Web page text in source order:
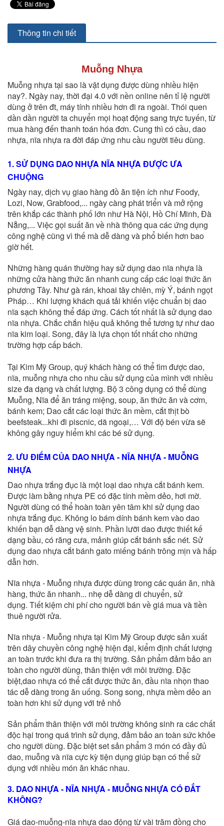
Thông tin chi tiết
Muỗng Nhựa
Muỗng nhựa tại sao là vật dụng được dùng nhiều hiện
nay?. Ngày nay, thời đại 4.0 với nền online nên tỉ lệ người
dùng ở trên đt, máy tính nhiều hơn đi ra ngoài. Thói quen
dần dần người ta chuyển mọi hoạt động sang trực tuyến, từ
mua hàng đến thanh toán hóa đơn. Cung thì có cầu, dao
nhựa, nĩa nhựa ra đời đáp ứng nhu cầu người tiêu dùng.
1. SỬ DỤNG DAO NHỰA NĨA NHỰA ĐƯỢC ƯA
CHUỘNG
Ngày nay, dịch vụ giao hàng đồ ăn tiện ích như Foody,
Lozi, Now, Grabfood,... ngày càng phát triển và mở rộng
trên khắp các thành phố lớn như Hà Nội, Hồ Chí Minh, Đà
Nẵng,... Việc gọi suất ăn về nhà thông qua các ứng dụng
công nghệ cũng vì thế mà dễ dàng và phổ biến hơn bao
giờ hết.
Những hàng quán thường hay sử dụng dao nĩa nhựa là
những cửa hàng thức ăn nhanh cung cấp các loại thức ăn
phương Tây. Như gà rán, khoai tây chiên, mỳ Ý, bánh ngọt
Pháp… Khi lượng khách quá tải khiến việc chuẩn bị dao
nĩa sạch không thể đáp ứng. Cách tốt nhất là sử dụng dao
nĩa nhựa. Chắc chắn hiệu quả không thể tương tự như dao
nĩa kim loại. Song, đây là lựa chọn tốt nhất cho những
trường hợp cấp bách.
Tại Kim Mỹ Group, quý khách hàng có thể tìm được dao,
nĩa, muỗng nhựa cho nhu cầu sử dụng của mình với nhiều
size đa dạng và chất lượng. Bộ 3 công dụng có thể dùng
Muỗng, Nĩa để ăn tráng miệng, soup, ăn thức ăn và cơm,
bánh kem; Dao cắt các loại thức ăn mềm, cắt thịt bò
beefsteak...khi đi piscnic, dã ngoại,… Với độ bén vừa sẽ
không gây nguy hiểm khi các bé sử dụng.
2. ƯU ĐIỂM CỦA DAO NHỰA - NĨA NHỰA - MUỖNG
NHỰA
Dao nhựa trắng đục là một loại dao nhựa cắt bánh kem.
Được làm bằng nhựa PE có đặc tính mềm dẻo, hơi mờ.
Người dùng có thể hoàn toàn yên tâm khi sử dụng dao
nhựa trắng đục. Không lo bám dính bánh kem vào dao
khiến bạn dễ dàng vệ sinh. Phần lưỡi dao được thiết kế
dạng bầu, có răng cưa, mảnh giúp cắt bánh sắc nét. Sử
dụng dao nhựa cắt bánh gato miếng bánh trông mịn và hấp
dẫn hơn.
Nĩa nhựa - Muỗng nhựa được dùng trong các quán ăn, nhà
hàng, thức ăn nhanh... nhẹ dễ dàng di chuyển, sử
dụng. Tiết kiệm chi phí cho người bán về giá mua và tiền
thuê người rửa.
Nĩa nhựa - Muỗng nhựa tại Kim Mỹ Group được sản xuất
trên dây chuyền công nghệ hiện đại, kiểm định chất lượng
an toàn trước khi đưa ra thị trường. Sản phẩm đảm bảo an
toàn cho người dùng, thân thiện với môi trường. Đặc
biệt,dao nhựa có thể cắt được thức ăn, đầu nĩa nhọn thao
tác dễ dàng trong ăn uống. Song song, nhựa mềm dẻo an
toàn hơn khi sử dụng với trẻ nhỏ
Sản phẩm thân thiện với môi trường không sinh ra các chất
độc hại trong quá trình sử dụng, đảm bảo an toàn sức khỏe
cho người dùng. Đặc biệt set sản phẩm 3 món có đầy đủ
dao, muỗng và nĩa cực kỳ tiện dụng giúp bạn có thể sử
dụng với nhiều món ăn khác nhau.
3. DAO NHỰA - NĨA NHỰA - MUỖNG NHỰA CÓ ĐẮT
KHÔNG?
Giá dao-muỗng-nĩa nhựa dao động từ vài trăm đồng cho